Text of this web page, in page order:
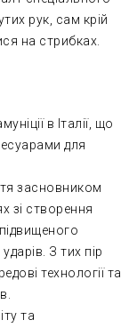
рук, сам крій
на стрибках.
в Італії, що
для
засновником
зі створення
З тих пір
технології та
та